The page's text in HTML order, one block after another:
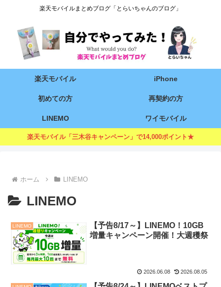
楽天モバイルまとめブログ「とらいちゃんのブログ」
楽天モバイル iPhone
初めての方 再契約の方
LINEMO ワイモバイル
楽天モバイル「三木谷キャンペーン」で14,000ポイント★
ホーム LINEMO
LINEMO
LINEMO
【予告8/17～】LINEMO！10GB
増量キャンペーン開催！大週穫祭
2026.06.08 2026.08.05